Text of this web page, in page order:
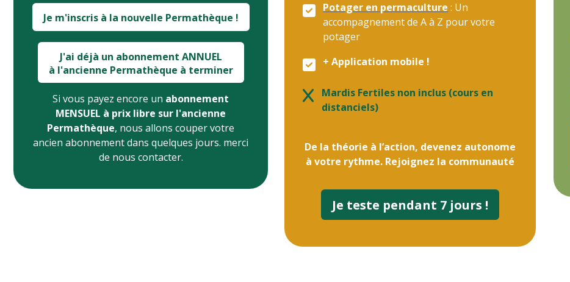
Je m'inscris à la nouvelle Permathèque !
J'ai déjà un abonnement ANNUEL
à l'ancienne Permathèque à terminer
Si vous payez encore un abonnement
MENSUEL à prix libre sur l'ancienne
Permathèque, nous allons couper votre
ancien abonnement dans quelques jours. merci
de nous contacter.
Potager en permaculture : Un
accompagnement de A à Z pour votre
potager
+ Application mobile !
Mardis Fertiles non inclus (cours en
distanciels)
De la théorie à l’action, devenez autonome
à votre rythme. Rejoignez la communauté
Je teste pendant 7 jours !